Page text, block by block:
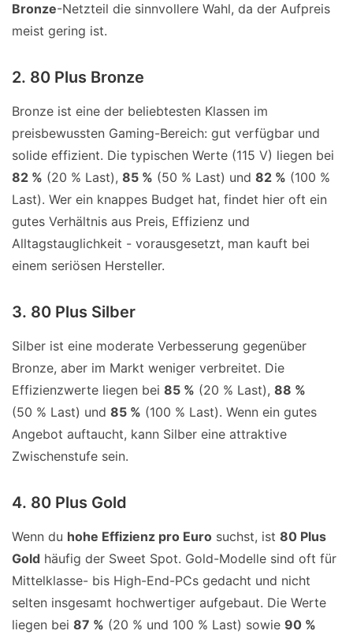
Bronze-Netzteil die sinnvollere Wahl, da der Aufpreis
meist gering ist.
2. 80 Plus Bronze
Bronze ist eine der beliebtesten Klassen im
preisbewussten Gaming-Bereich: gut verfügbar und
solide effizient. Die typischen Werte (115 V) liegen bei
82 % (20 % Last), 85 % (50 % Last) und 82 % (100 %
Last). Wer ein knappes Budget hat, findet hier oft ein
gutes Verhältnis aus Preis, Effizienz und
Alltagstauglichkeit - vorausgesetzt, man kauft bei
einem seriösen Hersteller.
3. 80 Plus Silber
Silber ist eine moderate Verbesserung gegenüber
Bronze, aber im Markt weniger verbreitet. Die
Effizienzwerte liegen bei 85 % (20 % Last), 88 %
(50 % Last) und 85 % (100 % Last). Wenn ein gutes
Angebot auftaucht, kann Silber eine attraktive
Zwischenstufe sein.
4. 80 Plus Gold
Wenn du hohe Effizienz pro Euro suchst, ist 80 Plus
Gold häufig der Sweet Spot. Gold-Modelle sind oft für
Mittelklasse- bis High-End-PCs gedacht und nicht
selten insgesamt hochwertiger aufgebaut. Die Werte
liegen bei 87 % (20 % und 100 % Last) sowie 90 %